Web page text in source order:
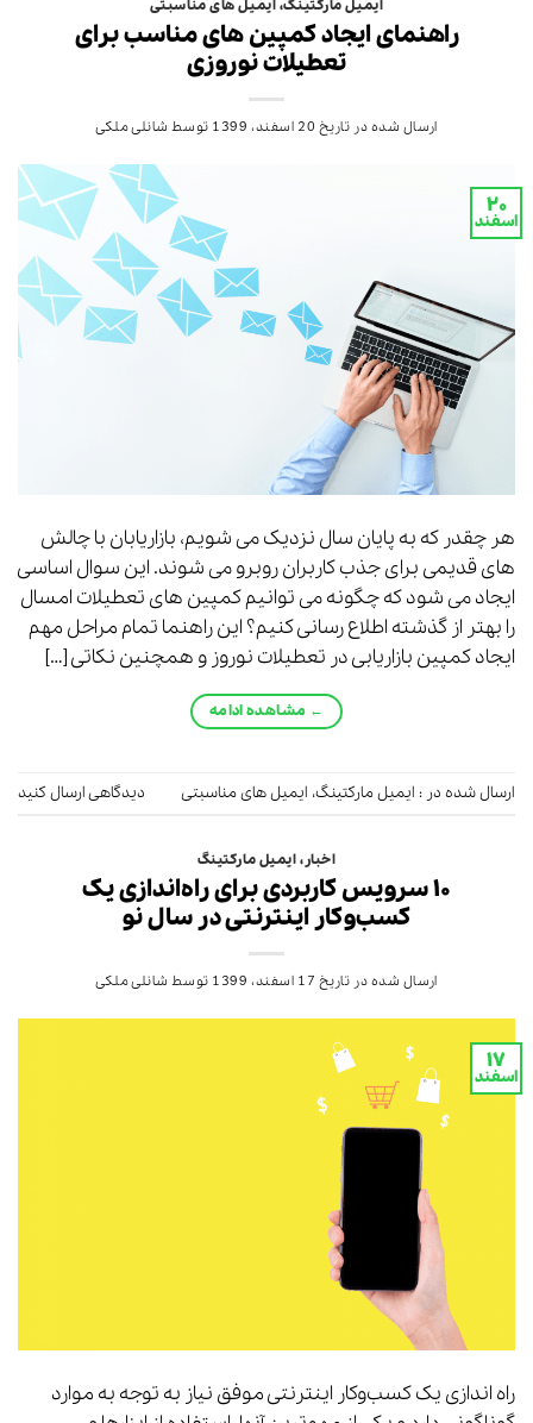
ایمیل مارکتینگ،ایمیل های مناسبتی
راهنمای ایجاد کمپین های مناسب برای
تعطیلات نوروزی
ارسال شده در تاریخ 20 اسفند، 1399 توسط شانلی ملکی
۲۰
اسفند
هر چقدر که به پایان سال نزدیک می شویم، بازاریابان با چالش
های قدیمی برای جذب کاربران روبرو می شوند. این سوال اساسی
ایجاد می شود که چگونه می توانیم کمپین های تعطیلات امسال
را بهتر از گذشته اطلاع رسانی کنیم؟ این راهنما تمام مراحل مهم
ایجاد کمپین بازاریابی در تعطیلات نوروز و همچنین نکاتی […]
← مشاهده ادامه
ارسال شده در : ایمیل مارکتینگ، ایمیل های مناسبتی دیدگاهی ارسال کنید
اخبار،ایمیل مارکتینگ
۱۰ سرویس کاربردی برای راه‌اندازی یک
کسب‌وکار اینترنتی در سال نو
ارسال شده در تاریخ 17 اسفند، 1399 توسط شانلی ملکی
۱۷
اسفند
راه اندازی یک کسب‌وکار اینترنتی موفق نیاز به توجه به موارد